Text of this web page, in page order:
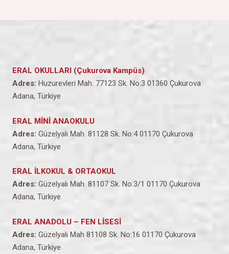
ERAL OKULLARI (Çukurova Kampüs)
Adres: Huzurevleri Mah. 77123 Sk. No:3 01360 Çukurova
Adana, Türkiye
ERAL MİNİ ANAOKULU
Adres: Güzelyalı Mah. 81128 Sk. No:4 01170 Çukurova
Adana, Türkiye
ERAL İLKOKUL & ORTAOKUL
Adres: Güzelyalı Mah. 81107 Sk. No:3/1 01170 Çukurova
Adana, Türkiye
ERAL ANADOLU – FEN LİSESİ
Adres: Güzelyalı Mah 81108 Sk. No:16 01170 Çukurova
Adana, Türkiye